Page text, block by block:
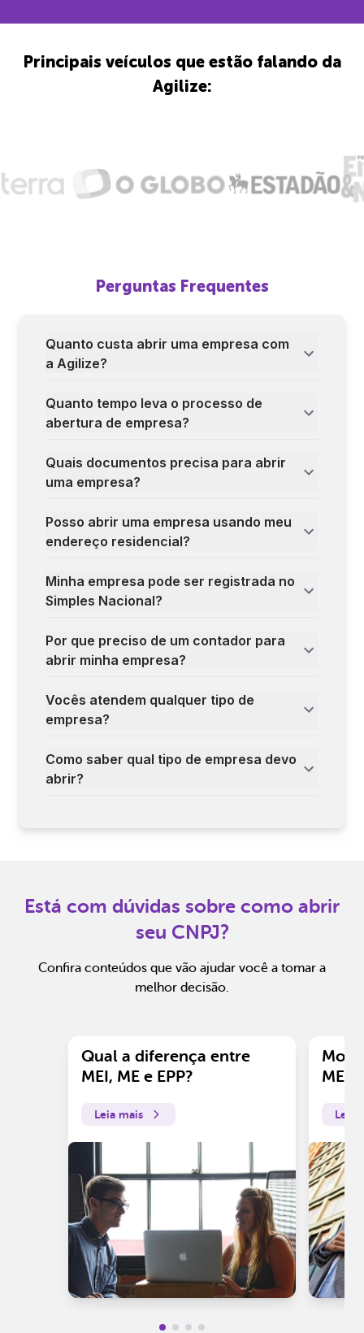
Principais veículos que estão falando da
Agilize:
Perguntas Frequentes
Quanto custa abrir uma empresa com
a Agilize?
Quanto tempo leva o processo de
abertura de empresa?
Quais documentos precisa para abrir
uma empresa?
Posso abrir uma empresa usando meu
endereço residencial?
Minha empresa pode ser registrada no
Simples Nacional?
Por que preciso de um contador para
abrir minha empresa?
Vocês atendem qualquer tipo de
empresa?
Como saber qual tipo de empresa devo
abrir?
Está com dúvidas sobre como abrir
seu CNPJ?
Confira conteúdos que vão ajudar você a tomar a
melhor decisão.
Qual a diferença entre
MEI, ME e EPP?
Leia mais
ME?
Leia